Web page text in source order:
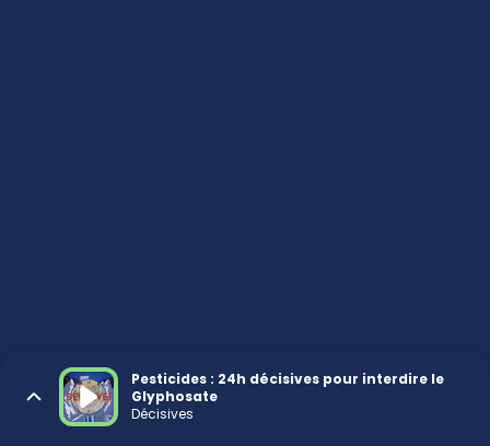
Pesticides : 24h décisives pour interdire le
Glyphosate
Décisives